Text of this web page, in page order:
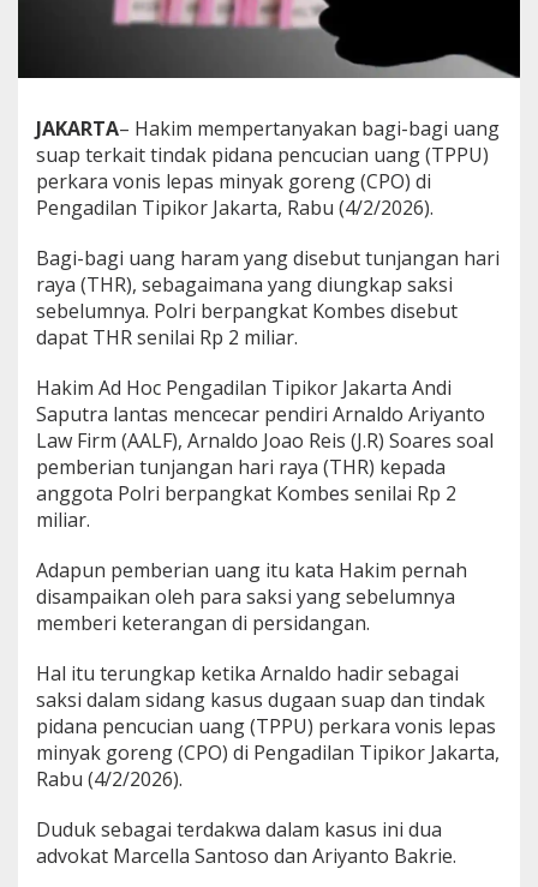
D
i
a
a
h
T
H
R
M
i
l
i
a
,
H
a
k
i
m
C
a
r
A
r
a
l
d
o
l
B
JAKARTA– Hakim mempertanyakan bagi-bagi uang
suap terkait tindak pidana pencucian uang (TPPU)
perkara vonis lepas minyak goreng (CPO) di
Pengadilan Tipikor Jakarta, Rabu (4/2/2026).
Bagi-bagi uang haram yang disebut tunjangan hari
raya (THR), sebagaimana yang diungkap saksi
sebelumnya. Polri berpangkat Kombes disebut
dapat THR senilai Rp 2 miliar.
Hakim Ad Hoc Pengadilan Tipikor Jakarta Andi
Saputra lantas mencecar pendiri Arnaldo Ariyanto
Law Firm (AALF), Arnaldo Joao Reis (J.R) Soares soal
pemberian tunjangan hari raya (THR) kepada
anggota Polri berpangkat Kombes senilai Rp 2
miliar.
Adapun pemberian uang itu kata Hakim pernah
disampaikan oleh para saksi yang sebelumnya
memberi keterangan di persidangan.
Hal itu terungkap ketika Arnaldo hadir sebagai
saksi dalam sidang kasus dugaan suap dan tindak
pidana pencucian uang (TPPU) perkara vonis lepas
minyak goreng (CPO) di Pengadilan Tipikor Jakarta,
Rabu (4/2/2026).
Duduk sebagai terdakwa dalam kasus ini dua
advokat Marcella Santoso dan Ariyanto Bakrie.